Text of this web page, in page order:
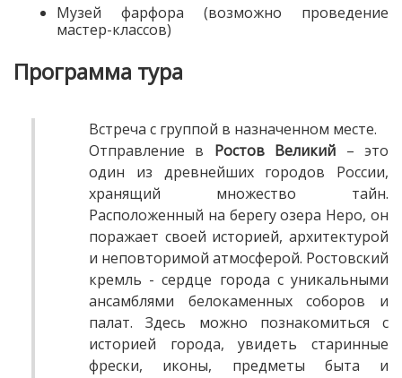
Музей фарфора (возможно проведение
мастер-классов)
Программа тура
Встреча с группой в назначенном месте.
Отправление в Ростов Великий – это
один из древнейших городов России,
хранящий множество тайн.
Расположенный на берегу озера Неро, он
поражает своей историей, архитектурой
и неповторимой атмосферой. Ростовский
кремль - сердце города с уникальными
ансамблями белокаменных соборов и
палат. Здесь можно познакомиться с
историей города, увидеть старинные
фрески, иконы, предметы быта и